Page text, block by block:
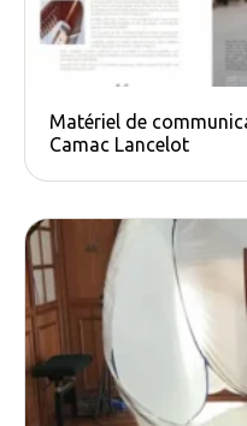
Matériel de
Camac​ Lancelot